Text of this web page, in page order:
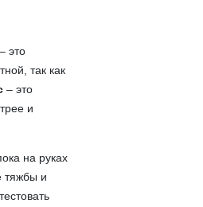
– это
так как
– это
и
на руках
тяжбы и